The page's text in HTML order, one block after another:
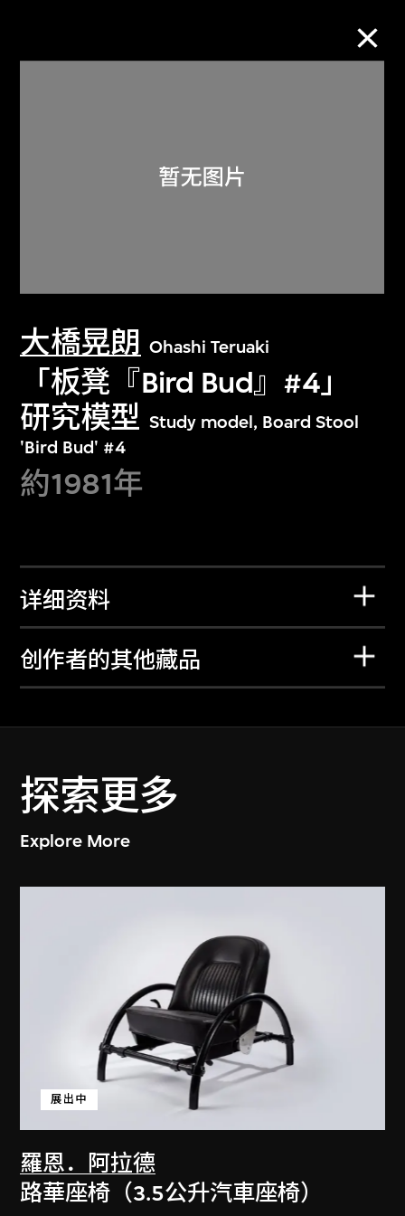
大橋晃朗 Ohashi Teruaki
「板凳『Bird Bud』#4」
研究模型 Study model, Board Stool
'Bird Bud' #4
約1981年
详细资料
创作者的其他藏品
探索更多
Explore More
羅恩．阿拉德
展出中
路華座椅（3.5公升汽車座椅）
关于M+藏品
探索世界顶级的二十及二十一世纪视觉
文化藏品。